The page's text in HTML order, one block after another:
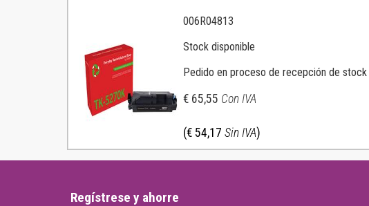
006R04813
Stock disponible
Pedido en proceso de recepción de stock
€ 65,55 Con IVA
(€ 54,17 Sin IVA)
Regístrese y ahorre